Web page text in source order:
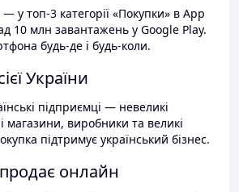
— у топ-3 категорії «Покупки» в App
10 млн завантажень у Google Play.
будь-де і будь-коли.
України
підприємці — невеликі
магазини, виробники та великі
підтримує український бізнес.
онлайн